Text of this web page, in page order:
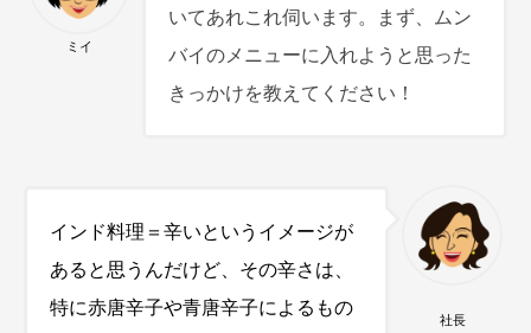
ミイ
いてあれこれ伺います。まず、ムン
バイのメニューに入れようと思った
きっかけを教えてください！
社長
インド料理＝辛いというイメージが
あると思うんだけど、その辛さは、
特に赤唐辛子や青唐辛子によるもの